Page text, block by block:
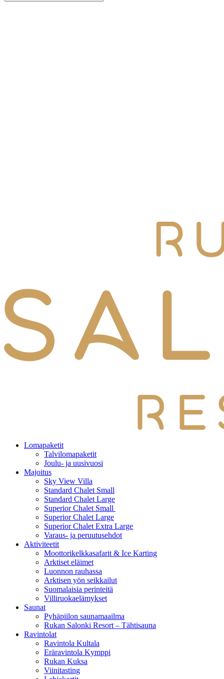
Lomapaketit
Talvilomapaketit
Joulu- ja uusivuosi
Majoitus
Sky View Villa
Standard Chalet Small
Standard Chalet Large
Superior Chalet Small
Superior Chalet Large
Superior Chalet Extra Large
Varaus- ja peruutusehdot
Aktiviteetit
Moottorikelkkasafarit & Ice Karting
Arktiset eläimet
Luonnon rauhassa
Arktisen yön seikkailut
Suomalaisia perinteitä
Villiruokaelämykset
Saunat
Pyhäpiilon saunamaailma
Rukan Salonki Resort – Tähtisauna
Ravintolat
Ravintola Kultala
Eräravintola Kymppi
Rukan Kuksa
Viinitasting